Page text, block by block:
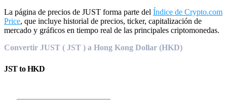
La página de precios de JUST forma parte del Índice de Crypto.com
Price, que incluye historial de precios, ticker, capitalización de
mercado y gráficos en tiempo real de las principales criptomonedas.
Convertir JUST ( JST ) a Hong Kong Dollar (HKD)
JSTtoHKD